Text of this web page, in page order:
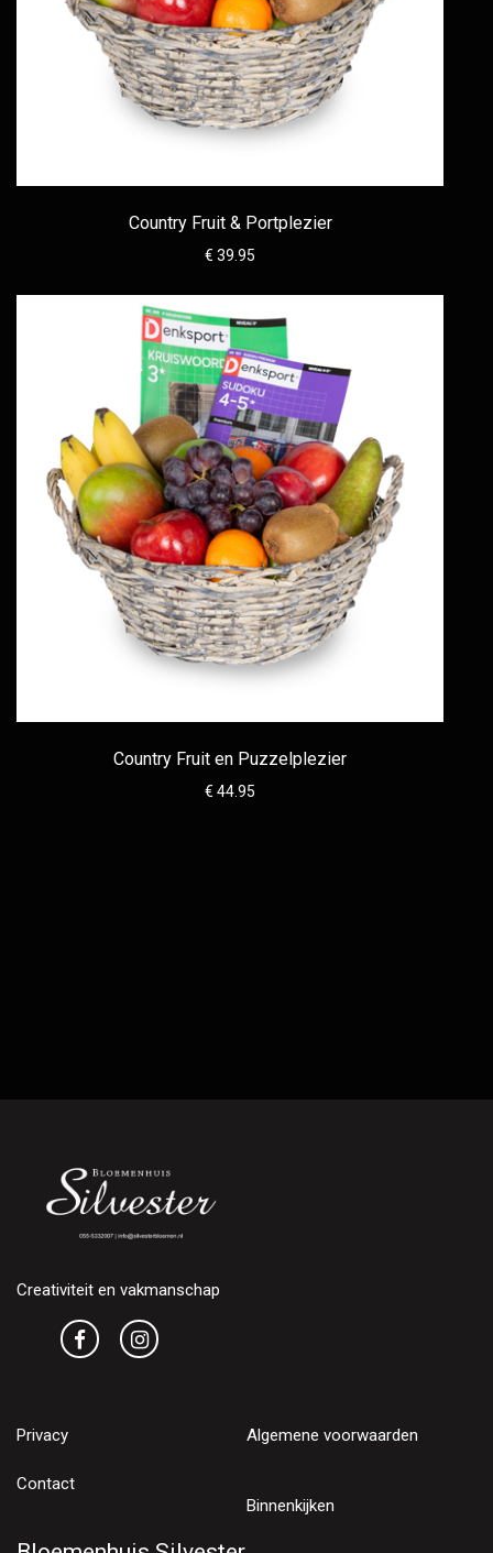
Country Fruit & Portplezier
€ 39.95
Country Fruit en Puzzelplezier
€ 44.95
Creativiteit en vakmanschap
Privacy Algemene voorwaarden
Contact
Binnenkijken